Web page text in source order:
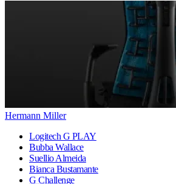
Hermann Miller
Logitech G PLAY
Bubba Wallace
Suellio Almeida
Bianca Bustamante
G Challenge